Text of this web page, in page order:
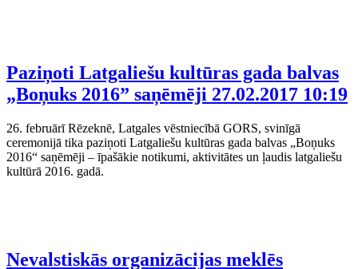
Paziņoti Latgaliešu kultūras gada balvas
„Boņuks 2016” saņēmēji 27.02.2017 10:19
26. februārī Rēzeknē, Latgales vēstniecībā GORS, svinīgā
ceremonijā tika paziņoti Latgaliešu kultūras gada balvas „Boņuks
2016“ saņēmēji – īpašākie notikumi, aktivitātes un ļaudis latgaliešu
kultūrā 2016. gadā.
Nevalstiskās organizācijas meklēs